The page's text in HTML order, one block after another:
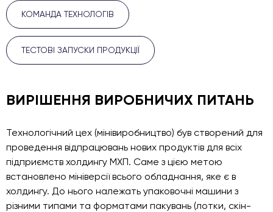
КОМАНДА ТЕХНОЛОГІВ
ТЕСТОВІ ЗАПУСКИ ПРОДУКЦІЇ
ВИРІШЕННЯ ВИРОБНИЧИХ ПИТАНЬ
Технологічний цех (мінівиробництво) був створений для
проведення відпрацювань нових продуктів для всіх
підприємств холдингу МХП. Саме з цією метою
встановлено мініверсії всього обладнання, яке є в
холдингу. До нього належать упаковочні машини з
різними типами та форматами пакувань (лотки, скін-